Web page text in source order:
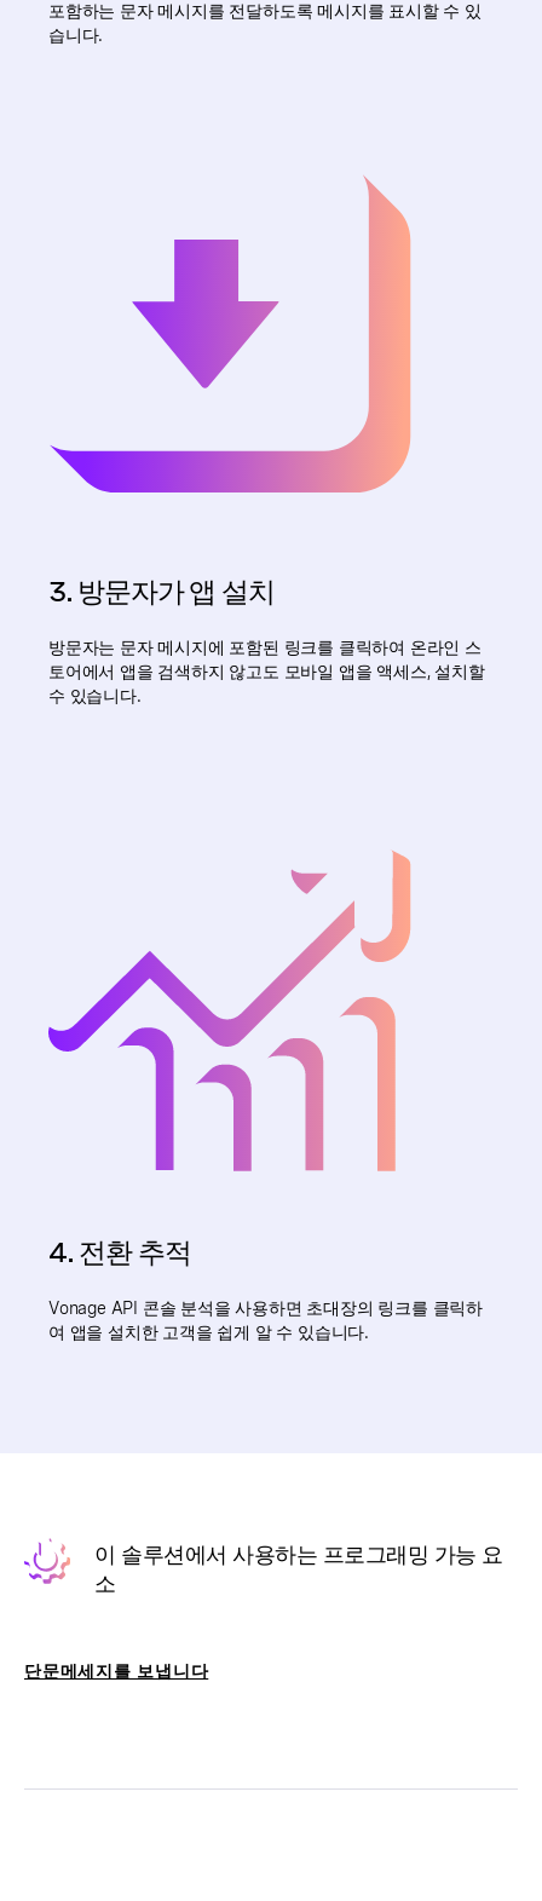
포함하는 문자 메시지를 전달하도록 메시지를 표시할 수 있
습니다.
3. 방문자가 앱 설치
방문자는 문자 메시지에 포함된 링크를 클릭하여 온라인 스
토어에서 앱을 검색하지 않고도 모바일 앱을 액세스, 설치할
수 있습니다.
4. 전환 추적
Vonage API 콘솔 분석을 사용하면 초대장의 링크를 클릭하
여 앱을 설치한 고객을 쉽게 알 수 있습니다.
이 솔루션에서 사용하는 프로그래밍 가능 요
소
단문메세지를 보냅니다